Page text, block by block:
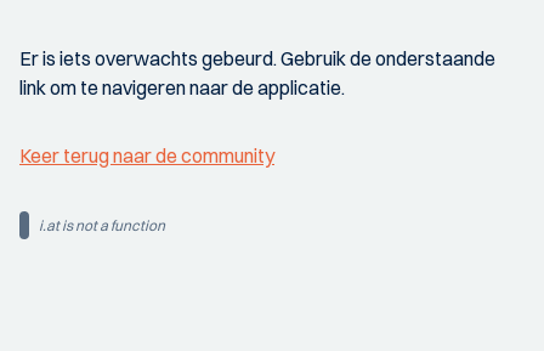
Er is iets overwachts gebeurd. Gebruik de onderstaande
link om te navigeren naar de applicatie.
Keer terug naar de community
i.at is not a function